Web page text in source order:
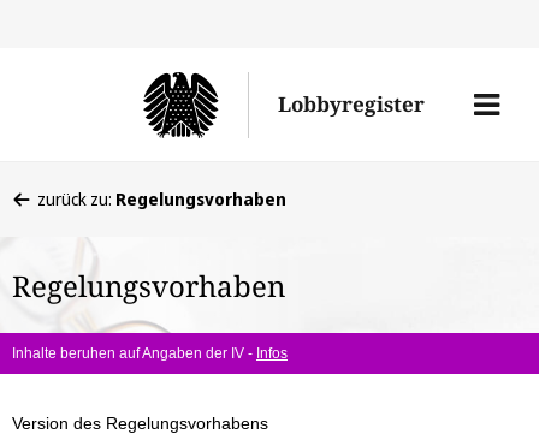
Lobbyregister
Menü
befinden
hier:
zurück zu: Regelungsvorhaben
Regelungsvorhaben
Inhalte beruhen auf Angaben der IV - Infos
Version des Regelungsvorhabens